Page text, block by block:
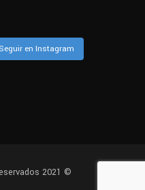
Seguir en Instagram
2021 ©